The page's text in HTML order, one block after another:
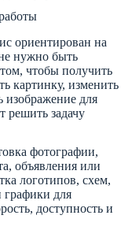
ориентирован на
нужно быть
чтобы получить
картинку, изменить
изображение для
решить задачу
фотографии,
объявления или
логотипов, схем,
графики для
доступность и